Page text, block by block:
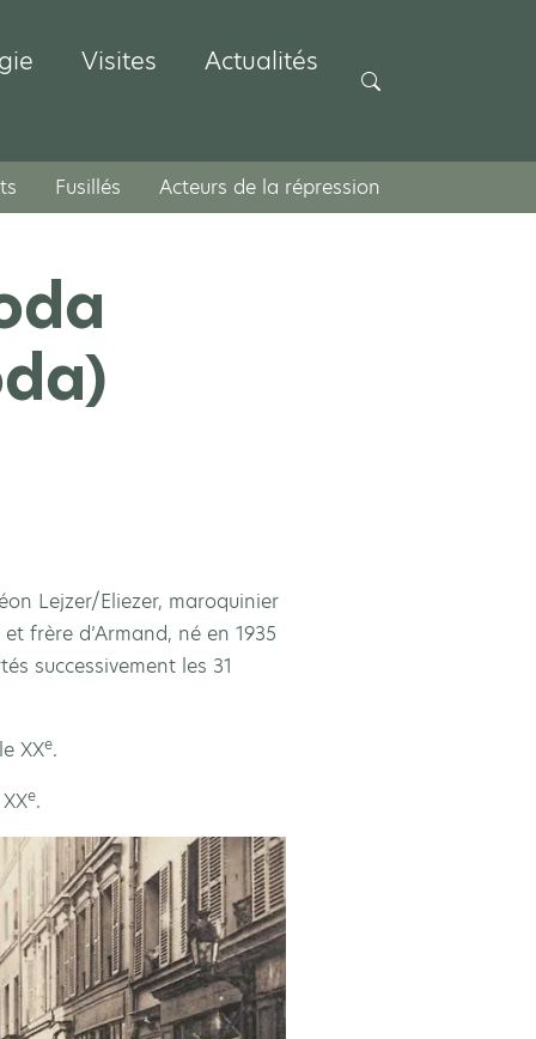
Visites Actualités
Rechercher
Fusillés Acteurs de la répression
Lejzer/Eliezer, maroquinier
frère d’Armand, né en 1935
successivement les 31
XXe.
e.